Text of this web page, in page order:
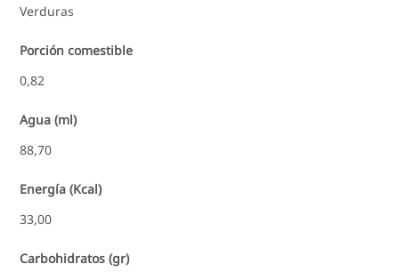
Verduras
Porción comestible
0,82
Agua (ml)
88,70
Energía (Kcal)
33,00
Carbohidratos (gr)